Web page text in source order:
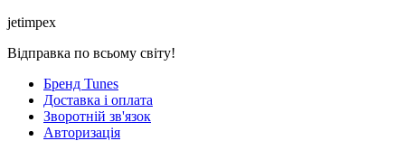
jetimpex
Відправка по всьому світу!
Бренд Tunes
Доставка і оплата
Зворотній зв'язок
Авторизація